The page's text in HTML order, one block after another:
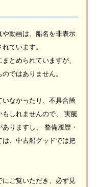
動画は、船名を非表示
ています。
とめられていますが、
ではありません。
なかったり、不具合箇
しれませんので、 実艇
りますし、 整備履歴・
、中古船グッドでは把
ご覧いただき、必ず見